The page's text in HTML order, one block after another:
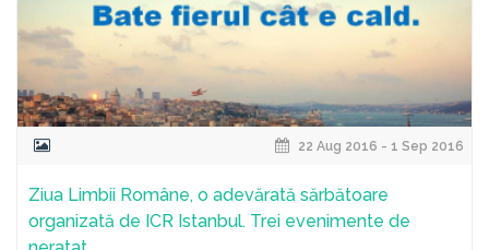
22 Aug 2016 - 1 Sep 2016
Ziua Limbii Române, o adevărată sărbătoare
organizată de ICR Istanbul. Trei evenimente de